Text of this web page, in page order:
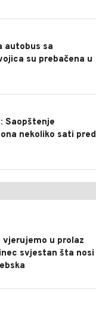
autobus sa
su prebačena u
Saopštenje
nekoliko sati pred
u prolaz
svjestan šta nosi